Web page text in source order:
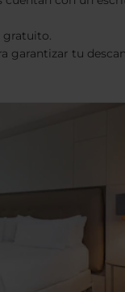
gratuito.
garantizar tu